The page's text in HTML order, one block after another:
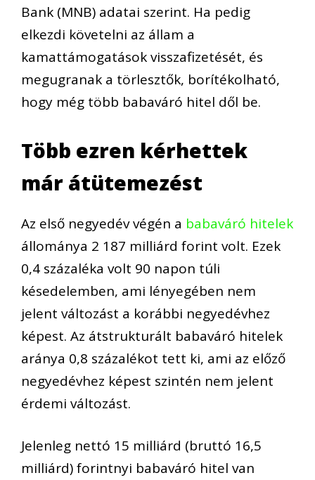
Bank (MNB) adatai szerint. Ha pedig
elkezdi követelni az állam a
kamattámogatások visszafizetését, és
megugranak a törlesztők, borítékolható,
hogy még több babaváró hitel dől be.
Több ezren kérhettek
már átütemezést
Az első negyedév végén a babaváró hitelek
állománya 2 187 milliárd forint volt. Ezek
0,4 százaléka volt 90 napon túli
késedelemben, ami lényegében nem
jelent változást a korábbi negyedévhez
képest. Az átstrukturált babaváró hitelek
aránya 0,8 százalékot tett ki, ami az előző
negyedévhez képest szintén nem jelent
érdemi változást.
Jelenleg nettó 15 milliárd (bruttó 16,5
milliárd) forintnyi babaváró hitel van